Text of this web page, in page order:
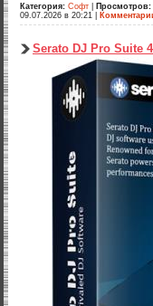
Категория: Софт Просмотров:
09.07.2026 в 20:21
Serato DJ Pro Suite